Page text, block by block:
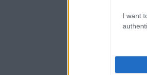
I want